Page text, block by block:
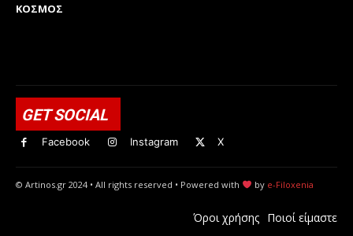
ΚΟΣΜΟΣ
GET SOCIAL
Facebook Instagram X
© Artinos.gr 2024 • All rights reserved • Powered with by e-Filoxenia
Όροι χρήσης Ποιοί είμαστε